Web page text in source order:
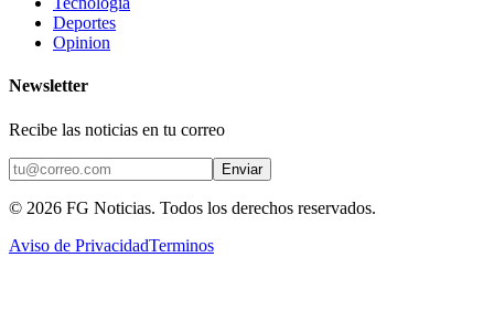
Deportes
Opinion
Newsletter
Recibe las noticias en tu correo
Enviar
© 2026 FG Noticias. Todos los derechos reservados.
Aviso de PrivacidadTerminos